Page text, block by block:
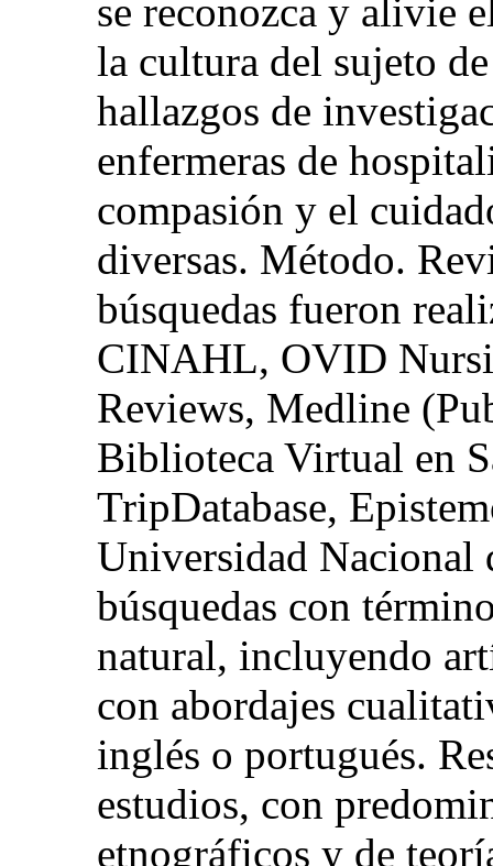
se reconozca y alivie
la cultura del sujeto
hallazgos de
enfermeras de
compasión y el
diversas. Método.
búsquedas fueron
CINAHL, OVID
Reviews, Medline
Biblioteca Virtual en
TripDatabase,
Universidad Nacional
búsquedas con
natural, incluyendo
con abordajes
inglés o portugués.
estudios, con
etnográficos y de